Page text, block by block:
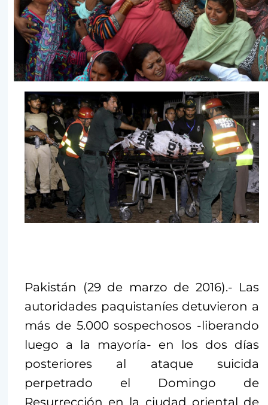
Pakistán (29 de marzo de 2016).- Las
autoridades paquistaníes detuvieron a
más de 5.000 sospechosos -liberando
luego a la mayoría- en los dos días
posteriores al ataque suicida
perpetrado el Domingo de
Resurrección en la ciudad oriental de